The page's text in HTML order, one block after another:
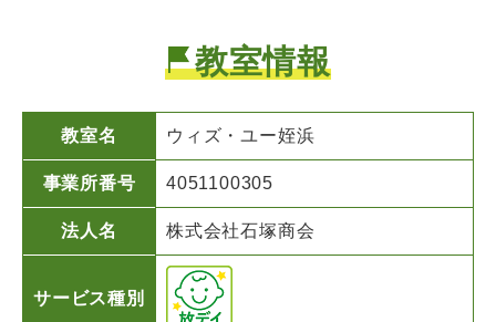
教室情報
教室名 ウィズ・ユー姪浜
事業所番号 4051100305
法人名 株式会社石塚商会
サービス種別